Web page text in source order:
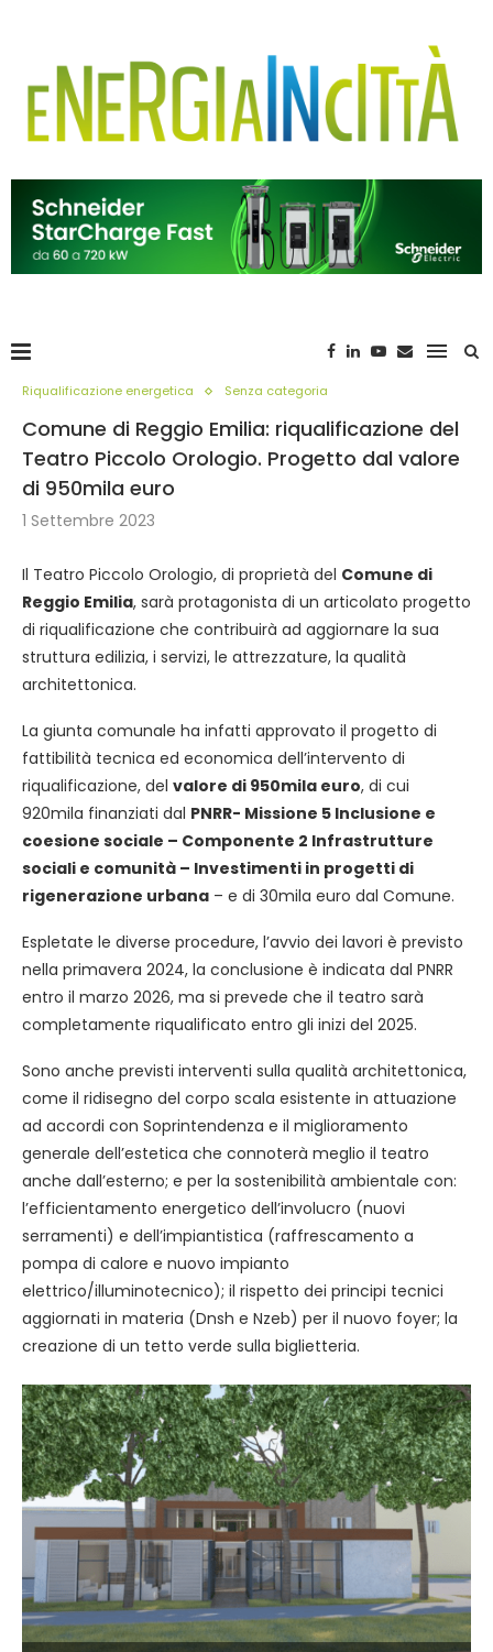
Riqualificazione energetica Senza categoria
Comune di Reggio Emilia: riqualificazione del
Teatro Piccolo Orologio. Progetto dal valore
di 950mila euro
1 Settembre 2023
Il Teatro Piccolo Orologio, di proprietà del Comune di
Reggio Emilia, sarà protagonista di un articolato progetto
di riqualificazione che contribuirà ad aggiornare la sua
struttura edilizia, i servizi, le attrezzature, la qualità
architettonica.
La giunta comunale ha infatti approvato il progetto di
fattibilità tecnica ed economica dell’intervento di
riqualificazione, del valore di 950mila euro, di cui
920mila finanziati dal PNRR- Missione 5 Inclusione e
coesione sociale – Componente 2 Infrastrutture
sociali e comunità – Investimenti in progetti di
rigenerazione urbana – e di 30mila euro dal Comune.
Espletate le diverse procedure, l’avvio dei lavori è previsto
nella primavera 2024, la conclusione è indicata dal PNRR
entro il marzo 2026, ma si prevede che il teatro sarà
completamente riqualificato entro gli inizi del 2025.
Sono anche previsti interventi sulla qualità architettonica,
come il ridisegno del corpo scala esistente in attuazione
ad accordi con Soprintendenza e il miglioramento
generale dell’estetica che connoterà meglio il teatro
anche dall’esterno; e per la sostenibilità ambientale con:
l’efficientamento energetico dell’involucro (nuovi
serramenti) e dell’impiantistica (raffrescamento a
pompa di calore e nuovo impianto
elettrico/illuminotecnico); il rispetto dei principi tecnici
aggiornati in materia (Dnsh e Nzeb) per il nuovo foyer; la
creazione di un tetto verde sulla biglietteria.